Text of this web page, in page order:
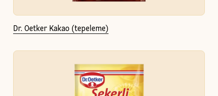
Dr. Oetker Kakao (tepeleme)